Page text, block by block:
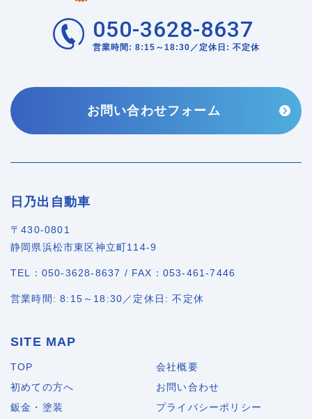
050-3628-8637
営業時間: 8:15～18:30／定休日: 不定休
お問い合わせフォーム
日乃出自動車
〒430-0801
静岡県浜松市東区神立町114-9
TEL：050-3628-8637 / FAX：053-461-7446
営業時間: 8:15～18:30／定休日: 不定休
SITE MAP
TOP
会社概要
初めての方へ
お問い合わせ
鈑金・塗装
プライバシーポリシー